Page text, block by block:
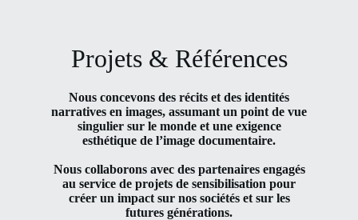
Projets & Références
Nous concevons des récits et des identités
narratives en images, assumant un point de vue
singulier sur le monde et une exigence
esthétique de l’image documentaire.
Nous collaborons avec des partenaires engagés
au service de projets de sensibilisation pour
créer un impact sur nos sociétés et sur les
futures générations.